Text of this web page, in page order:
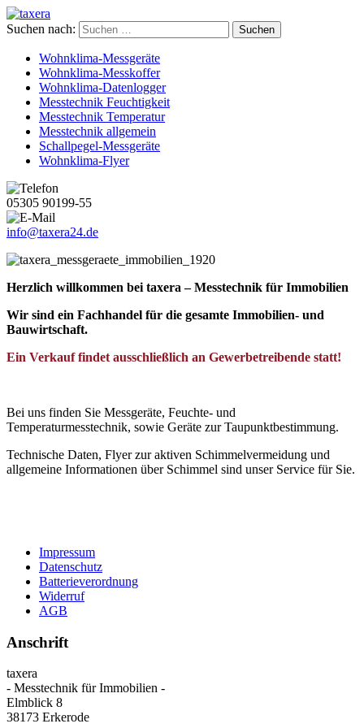
Suchen nach:
Wohnklima-Messgeräte
Wohnklima-Messkoffer
Wohnklima-Datenlogger
Messtechnik Feuchtigkeit
Messtechnik Temperatur
Messtechnik allgemein
Schallpegel-Messgeräte
Wohnklima-Flyer
05305 90199-55
info@taxera24.de
Herzlich willkommen bei taxera – Messtechnik für Immobilien
Wir sind ein Fachhandel für die gesamte Immobilien- und
Bauwirtschaft.
Ein Verkauf findet ausschließlich an Gewerbetreibende statt!
Bei uns finden Sie Messgeräte, Feuchte- und
Temperaturmesstechnik, sowie Geräte zur Taupunktbestimmung.
Technische Daten, Flyer zur aktiven Schimmelvermeidung und
allgemeine Informationen über Schimmel sind unser Service für Sie.
Impressum
Datenschutz
Batterieverordnung
Widerruf
AGB
Anschrift
taxera
- Messtechnik für Immobilien -
Elmblick 8
38173 Erkerode